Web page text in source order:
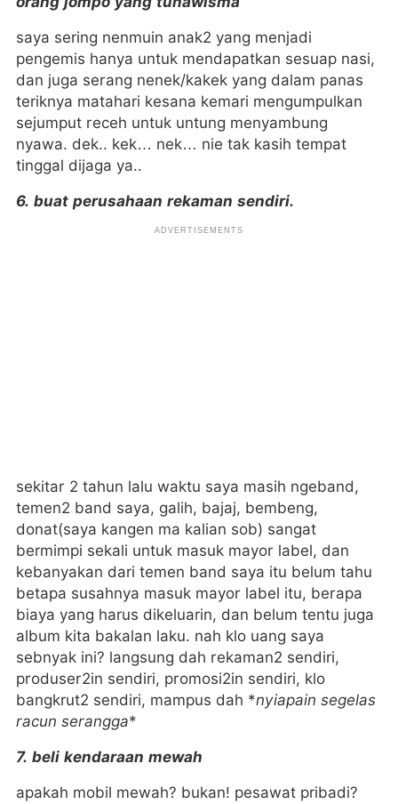
saya sering nenmuin anak2 yang menjadi
pengemis hanya untuk mendapatkan sesuap nasi,
dan juga serang nenek/kakek yang dalam panas
teriknya matahari kesana kemari mengumpulkan
sejumput receh untuk untung menyambung
nyawa. dek.. kek… nek… nie tak kasih tempat
tinggal dijaga ya..
6. buat perusahaan rekaman sendiri.
sekitar 2 tahun lalu waktu saya masih ngeband,
temen2 band saya, galih, bajaj, bembeng,
donat(saya kangen ma kalian sob) sangat
bermimpi sekali untuk masuk mayor label, dan
kebanyakan dari temen band saya itu belum tahu
betapa susahnya masuk mayor label itu, berapa
biaya yang harus dikeluarin, dan belum tentu juga
album kita bakalan laku. nah klo uang saya
sebnyak ini? langsung dah rekaman2 sendiri,
produser2in sendiri, promosi2in sendiri, klo
bangkrut2 sendiri, mampus dah *nyiapain segelas
racun serangga*
7. beli kendaraan mewah
apakah mobil mewah? bukan! pesawat pribadi?